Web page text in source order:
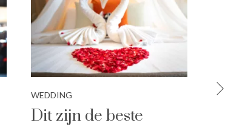
WEDDING
Dit zijn de beste